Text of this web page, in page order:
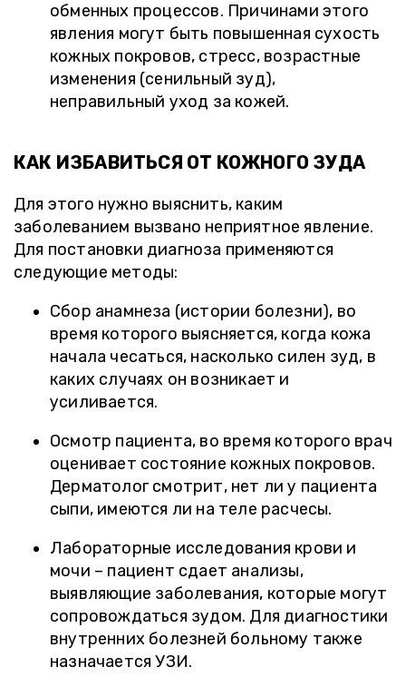
обменных процессов. Причинами этого
явления могут быть повышенная сухость
кожных покровов, стресс, возрастные
изменения (сенильный зуд),
неправильный уход за кожей.
КАК ИЗБАВИТЬСЯ ОТ КОЖНОГО ЗУДА
Для этого нужно выяснить, каким
заболеванием вызвано неприятное явление.
Для постановки диагноза применяются
следующие методы:
Сбор анамнеза (истории болезни), во
время которого выясняется, когда кожа
начала чесаться, насколько силен зуд, в
каких случаях он возникает и
усиливается.
Осмотр пациента, во время которого врач
оценивает состояние кожных покровов.
Дерматолог смотрит, нет ли у пациента
сыпи, имеются ли на теле расчесы.
Лабораторные исследования крови и
мочи – пациент сдает анализы,
выявляющие заболевания, которые могут
сопровождаться зудом. Для диагностики
внутренних болезней больному также
назначается УЗИ.